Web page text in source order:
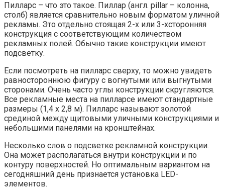
Пилларс – что это такое. Пиллар (англ. pillar – колонна,
столб) является сравнительно новым форматом уличной
рекламы. Это отдельно стоящая 2-х или 3-хсторонняя
конструкция с соответствующим количеством
рекламных полей. Обычно такие конструкции имеют
подсветку.
Если посмотреть на пилларс сверху, то можно увидеть
равностороннюю фигуру с вогнутыми или выгнутыми
сторонами. Очень часто углы конструкции скругляются.
Все рекламные места на пилларсе имеют стандартные
размеры (1,4 х 2,8 м). Пилларс называют золотой
срединой между щитовыми уличными конструкциями и
небольшими панелями на кронштейнах.
Несколько слов о подсветке рекламной конструкции.
Она может располагаться внутри конструкции и по
контуру поверхностей. Но оптимальным вариантом на
сегодняшний день признается установка LED-
элементов.